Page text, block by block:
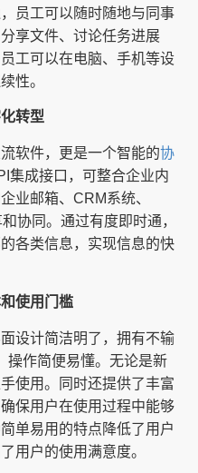
员工可以随时随地与同事
享文件、讨论任务进展
工可以在电脑、手机等设
性。
转型
软件，更是一个智能的协
集成接口，可整合企业内
业邮箱、CRM系统、
协同。通过有度即时通，
各类信息，实现信息的快
使用门槛
设计简洁明了，拥有不输
操作简便易懂。无论是新
使用。同时还提供了丰富
保用户在使用过程中能够
单易用的特点降低了用户
用户的使用满意度。